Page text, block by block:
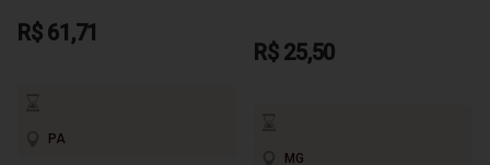
R$ 61,71
PA
R$ 25,50
MG